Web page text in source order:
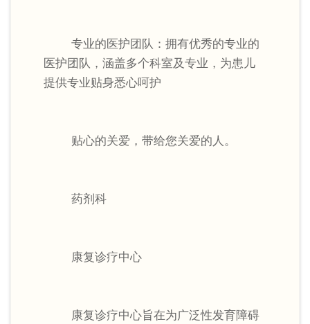
专业的医护团队：拥有优秀的专业的
医护团队，涵盖多个科室及专业，为患儿
提供专业贴身悉心呵护
贴心的关爱，带给您关爱的人。
药剂科
康复诊疗中心
康复诊疗中心旨在为广泛性发育障碍